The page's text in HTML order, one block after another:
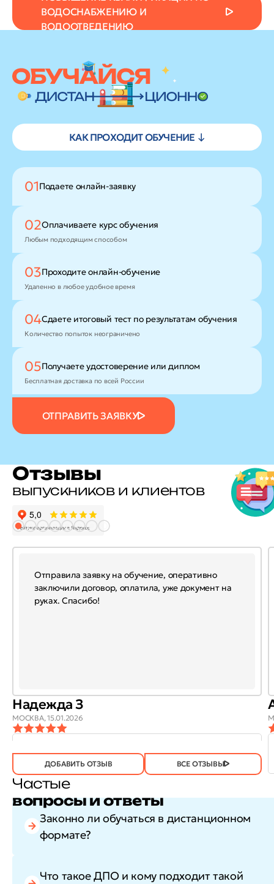
ВОДОСНАБЖЕНИЮ И
ВОДООТВЕДЕНИЮ
КАК ПРОХОДИТ ОБУЧЕНИЕ ↓
01Подаете онлайн-заявку
ОТПРАВИТЬ ЗАЯВКУ
02Оплачиваете курс обучения
Любым подходящим способом
03Проходитеонлайн-обучение
Удаленно в любое удобное время
04Сдаете итоговый тест по результатам обучения
Количество попыток неограничено
05Получаете удостоверение или диплом
Бесплатная доставка по всей России
Отзывы
выпускников и клиентов
Отправила заявку на обучение, оперативно
заключили договор, оплатила, уже документ на
руках. Спасибо!
Надежда З
МОСКВА,15.01.2026
ПОЛЕЗЕН?
ДА(746) НЕТ(21)
ДОБАВИТЬ ОТЗЫВ ВСЕ ОТЗЫВЫ
Частые
вопросы и ответы
Законно ли обучаться в дистанционном
формате?
Что такое ДПО и кому подходит такой